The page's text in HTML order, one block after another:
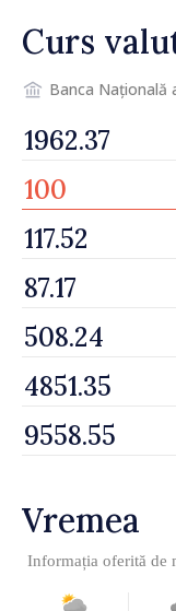
Curs
Banca Națională
Vremea
Informația oferită de